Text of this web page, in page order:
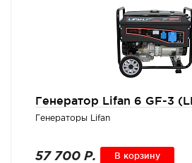
Генератор Lifan 6 GF-3
Генераторы Lifan
57 700 Р. В корзину